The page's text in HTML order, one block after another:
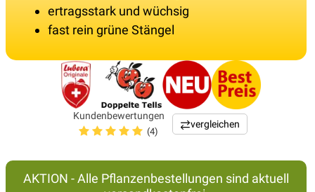
ertragsstark und wüchsig
fast rein grüne Stängel
Kundenbewertungen
(4)
vergleichen
AKTION - Alle Pflanzenbestellungen sind aktuell